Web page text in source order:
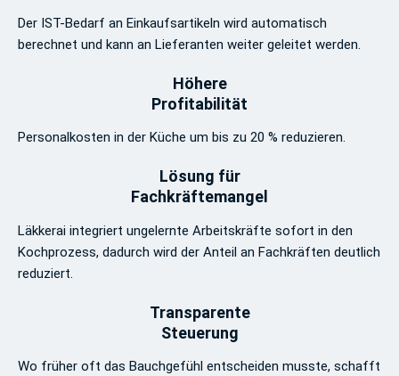
Der IST-Bedarf an Einkaufsartikeln wird automatisch
berechnet und kann an Lieferanten weiter geleitet werden.
Höhere
Profitabilität
Personalkosten in der Küche um bis zu 20 % reduzieren.
Lösung für
Fachkräftemangel
Läkkerai integriert ungelernte Arbeitskräfte sofort in den
Kochprozess, dadurch wird der Anteil an Fachkräften deutlich
reduziert.
Transparente
Steuerung
Wo früher oft das Bauchgefühl entscheiden musste, schafft